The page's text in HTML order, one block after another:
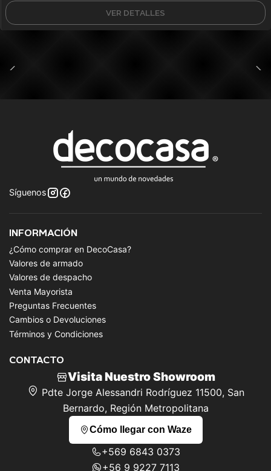
VER DETALLES
Síguenos
INFORMACIÓN
¿Cómo comprar en DecoCasa?
Valores de armado
Valores de despacho
Venta Mayorista
Preguntas Frecuentes
Cambios o Devoluciones
Términos y Condiciones
CONTACTO
Visita Nuestro Showroom
Pdte Jorge Alessandri Rodríguez 11500, San
Bernardo, Región Metropolitana
Cómo llegar con Waze
+569 6843 0373
+56 9 9227 7113